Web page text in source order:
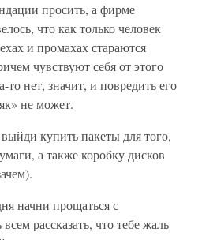
просить, а фирме
что как только человек
и промахах стараются
чувствуют себя от этого
то нет, значит, и повредить его
не может.
купить пакеты для того,
а также коробку дисков
начни прощаться с
рассказать, что тебе жаль